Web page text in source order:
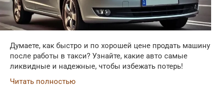
Думаете, как быстро и по хорошей цене продать машину
после работы в такси? Узнайте, какие авто самые
ликвидные и надежные, чтобы избежать потерь!
Читать полностью